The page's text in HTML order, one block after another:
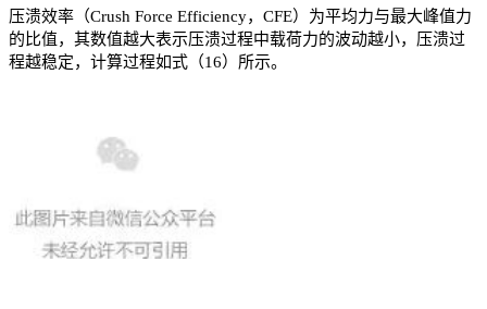
压溃效率（Crush Force Efficiency，CFE）为平均力与最大峰值力
的比值，其数值越大表示压溃过程中载荷力的波动越小，压溃过
程越稳定，计算过程如式（16）所示。